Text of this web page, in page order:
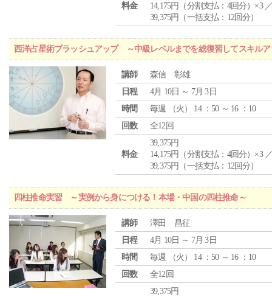
料金
14,175円（分割支払：4回分）×3
39,375円（一括支払：12回分）
西洋占星術ブラッシュアップ ～中級レベルまでを総復習してスキルア
講師
森信 彰雄
日程
4月 10日 ～ 7月 3日
時間
毎週 （火 ） 14 ：50 ～ 16 ：10
回数
全12回
料金
39,375円
14,175円（分割支払：4回分）×3
39,375円（一括支払：12回分）
四柱推命実習 ～実例から身につける！本場・中国の四柱推命～
講師
澤田 昌征
日程
4月 10日 ～ 7月 3日
時間
毎週 （火 ） 14 ：50 ～ 16 ：10
回数
全12回
39,375円